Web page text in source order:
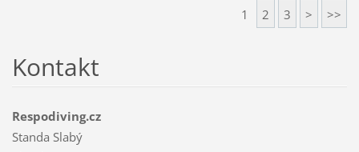
1 2 3 > >>
Kontakt
Respodiving.cz
Standa Slabý